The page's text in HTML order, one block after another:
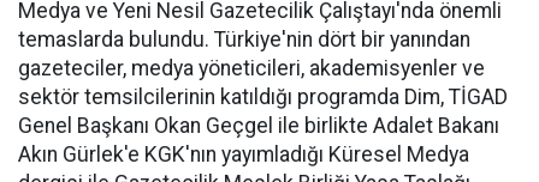
Medya ve Yeni Nesil Gazetecilik Çalıştayı'nda önemli
temaslarda bulundu. Türkiye'nin dört bir yanından
gazeteciler, medya yöneticileri, akademisyenler ve
sektör temsilcilerinin katıldığı programda Dim, TİGAD
Genel Başkanı Okan Geçgel ile birlikte Adalet Bakanı
Akın Gürlek'e KGK'nın yayımladığı Küresel Medya